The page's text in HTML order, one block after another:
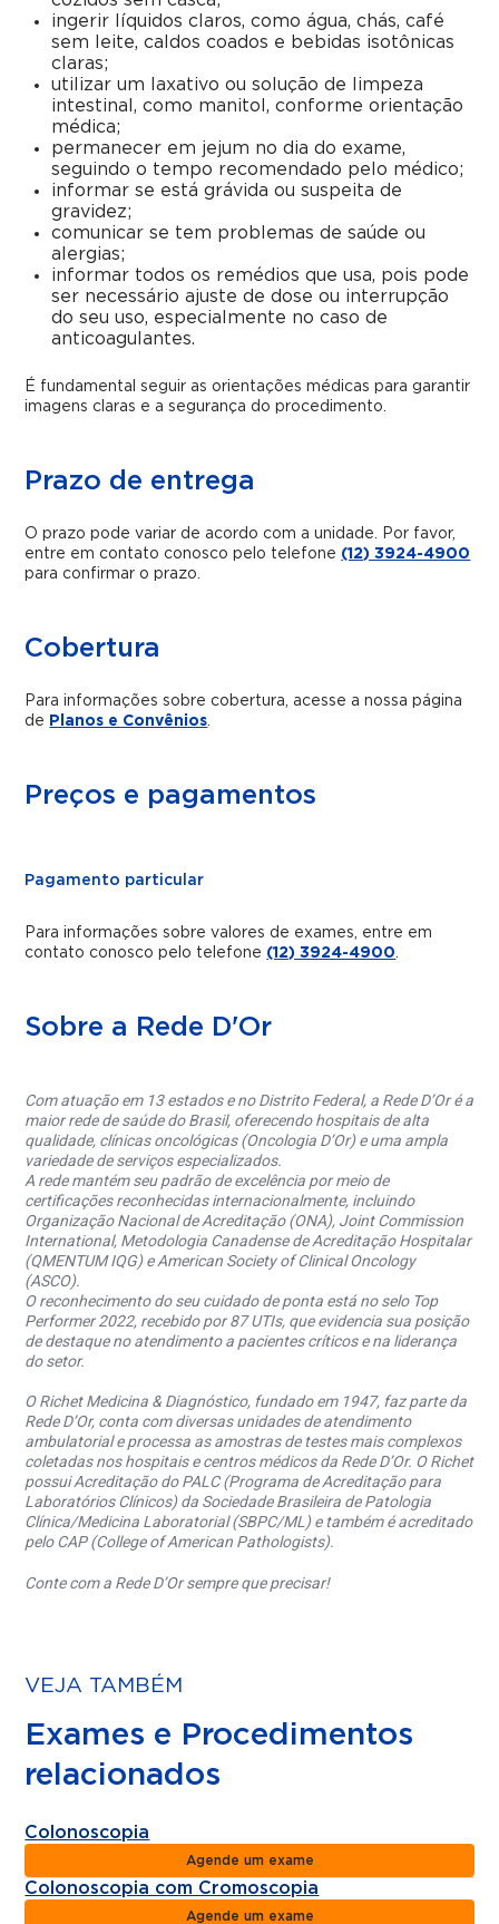
ingerir líquidos claros, como água, chás, café
sem leite, caldos coados e bebidas isotônicas
claras;
utilizar um laxativo ou solução de limpeza
intestinal, como manitol, conforme orientação
médica;
permanecer em jejum no dia do exame,
seguindo o tempo recomendado pelo médico;
informar se está grávida ou suspeita de
gravidez;
comunicar se tem problemas de saúde ou
alergias;
informar todos os remédios que usa, pois pode
ser necessário ajuste de dose ou interrupção
do seu uso, especialmente no caso de
anticoagulantes.
É fundamental seguir as orientações médicas para garantir
imagens claras e a segurança do procedimento.
Prazo de entrega
O prazo pode variar de acordo com a unidade. Por favor,
entre em contato conosco pelo telefone (12) 3924-4900
para confirmar o prazo.
Cobertura
Para informações sobre cobertura, acesse a nossa página
de Planos e Convênios.
Preços e pagamentos
Pagamento particular
Para informações sobre valores de exames, entre em
contato conosco pelo telefone (12) 3924-4900.
Sobre a Rede D'Or
Com atuação em 13 estados e no Distrito Federal, a Rede D’Or é a
maior rede de saúde do Brasil, oferecendo hospitais de alta
qualidade, clínicas oncológicas (Oncologia D’Or) e uma ampla
variedade de serviços especializados.
A rede mantém seu padrão de excelência por meio de
certificações reconhecidas internacionalmente, incluindo
Organização Nacional de Acreditação (ONA), Joint Commission
International, Metodologia Canadense de Acreditação Hospitalar
(QMENTUM IQG) e American Society of Clinical Oncology
(ASCO).
O reconhecimento do seu cuidado de ponta está no selo Top
Performer 2022, recebido por 87 UTIs, que evidencia sua posição
de destaque no atendimento a pacientes críticos e na liderança
do setor.
O Richet Medicina & Diagnóstico, fundado em 1947, faz parte da
Rede D’Or, conta com diversas unidades de atendimento
ambulatorial e processa as amostras de testes mais complexos
coletadas nos hospitais e centros médicos da Rede D’Or. O Richet
possui Acreditação do PALC (Programa de Acreditação para
Laboratórios Clínicos) da Sociedade Brasileira de Patologia
Clínica/Medicina Laboratorial (SBPC/ML) e também é acreditado
pelo CAP (College of American Pathologists).
Conte com a Rede D’Or sempre que precisar!
VEJA TAMBÉM
Exames e Procedimentos
relacionados
Colonoscopia
Agende um exame
Colonoscopia com Cromoscopia
Agende um exame